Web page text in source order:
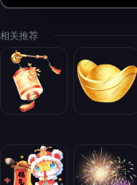
相关推荐